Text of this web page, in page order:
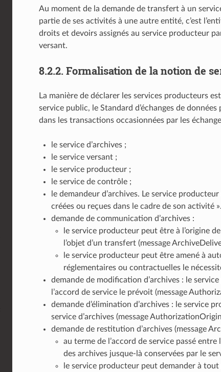
Au moment de la demande de transfert à un
partie de ses activités à une autre entité, c’est
droits et devoirs assignés au service producteur
versant.
8.2.2. Formalisation de la notion de
La manière de déclarer les services producteurs
service public, le Standard d’échanges de
dans les transactions occasionnées par les
le service d’archives ;
le service versant ;
le service producteur ;
le service de contrôle ;
le demandeur d’archives. Le service
créées ou reçues dans le cadre de son activité
demande de communication d’archives :
le service producteur peut être à l’origine
l’objet d’un transfert (message
le service producteur peut être amené à
réglementaires ou contractuelles le
demande de modification d’archives : le
l’accord de service le prévoit (message
demande d’élimination d’archives : le service
service d’archives (message
demande de restitution d’archives (message
au terme de l’accord de service passé
des archives jusque-là conservées par le
le service producteur peut demander à